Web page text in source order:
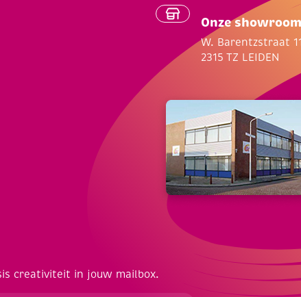
Onze showroom
W. Barentzstraat
2315 TZ LEIDEN
creativiteit in jouw mailbox.